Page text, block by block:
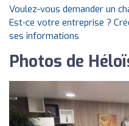
Voulez-vous demander un
Est-ce votre entreprise ?
ses informations
Photos de